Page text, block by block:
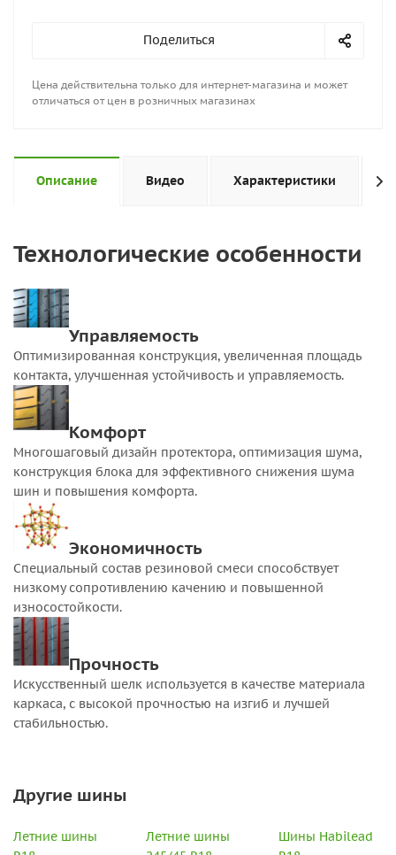
Поделиться
Цена действительна только для интернет-магазина и может
отличаться от цен в розничных магазинах
Описание Видео Характеристики
Технологические особенности
Управляемость
Оптимизированная конструкция, увеличенная площадь
контакта, улучшенная устойчивость и управляемость.
Комфорт
Многошаговый дизайн протектора, оптимизация шума,
конструкция блока для эффективного снижения шума
шин и повышения комфорта.
Экономичность
Специальный состав резиновой смеси способствует
низкому сопротивлению качению и повышенной
износостойкости.
Прочность
Искусственный шелк используется в качестве материала
каркаса, с высокой прочностью на изгиб и лучшей
стабильностью.
Другие шины
Летние шины
Летние шины
Шины Habilead